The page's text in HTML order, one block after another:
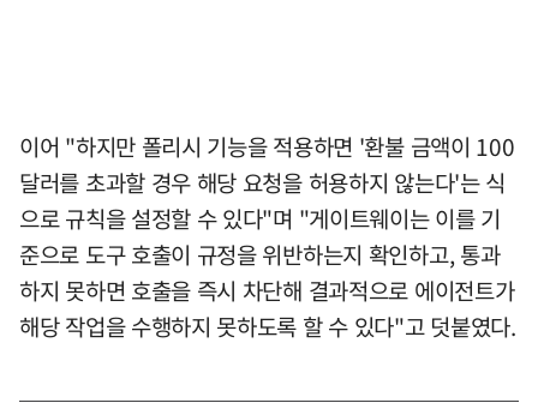
이어 "하지만 폴리시 기능을 적용하면 '환불 금액이 100
달러를 초과할 경우 해당 요청을 허용하지 않는다'는 식
으로 규칙을 설정할 수 있다"며 "게이트웨이는 이를 기
준으로 도구 호출이 규정을 위반하는지 확인하고, 통과
하지 못하면 호출을 즉시 차단해 결과적으로 에이전트가
해당 작업을 수행하지 못하도록 할 수 있다"고 덧붙였다.